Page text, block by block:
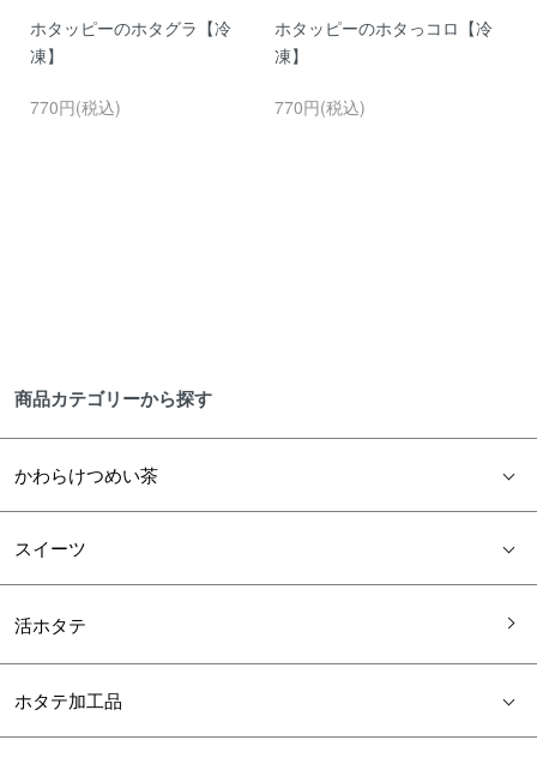
ホタッピーのホタグラ【冷
凍】
770円(税込)
ホタッピーのホタっコロ【冷
凍】
770円(税込)
商品カテゴリーから探す
かわらけつめい茶
スイーツ
活ホタテ
ホタテ加工品